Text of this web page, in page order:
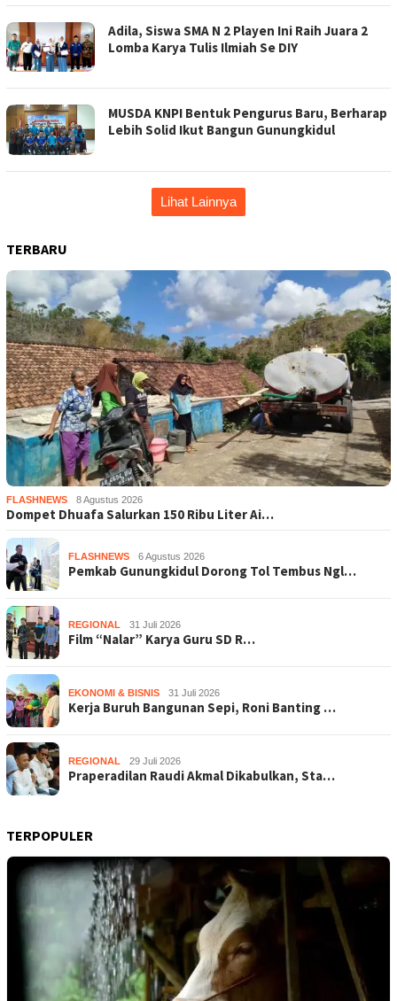
Adila, Siswa SMA N 2 Playen Ini Raih Juara 2
Lomba Karya Tulis Ilmiah Se DIY
MUSDA KNPI Bentuk Pengurus Baru, Berharap
Lebih Solid Ikut Bangun Gunungkidul
Lihat Lainnya
TERBARU
FLASHNEWS 8 Agustus 2026
Dompet Dhuafa Salurkan 150 Ribu Liter Ai…
FLASHNEWS 6 Agustus 2026
Pemkab Gunungkidul Dorong Tol Tembus Ngl…
REGIONAL 31 Juli 2026
Film “Nalar” Karya Guru SD R…
EKONOMI & BISNIS 31 Juli 2026
Kerja Buruh Bangunan Sepi, Roni Banting …
REGIONAL 29 Juli 2026
Praperadilan Raudi Akmal Dikabulkan, Sta…
TERPOPULER